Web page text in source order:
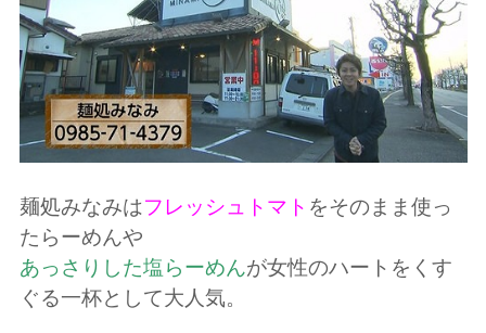
麺処みなみはフレッシュトマト をそのまま使っ
たらーめんや
あっさりした塩らーめんが女性のハートをくす
ぐる一杯として大人気。